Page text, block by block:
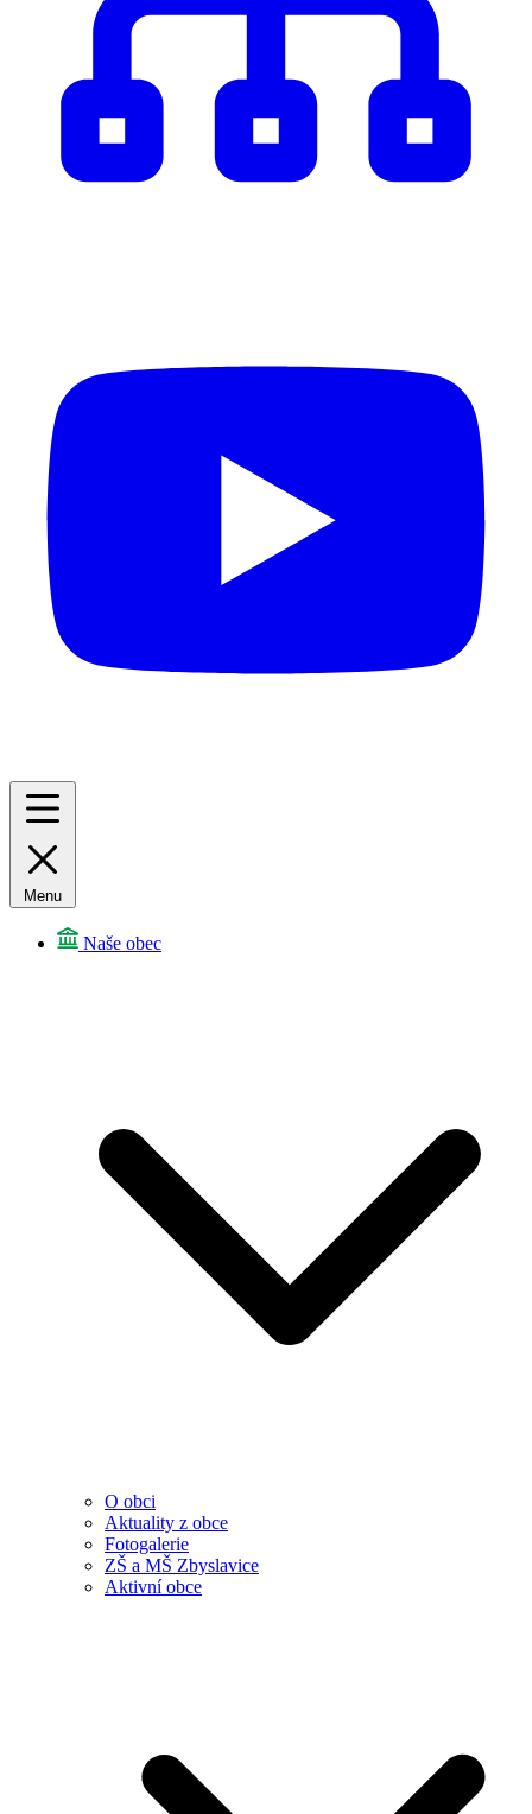
Menu
Naše obec
O obci
Aktuality z obce
Fotogalerie
ZŠ a MŠ Zbyslavice
Aktivní obce